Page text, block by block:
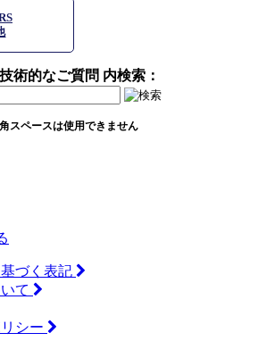
術的なご質問 内検索：
スペースは使用できません
づく表記
て
シー